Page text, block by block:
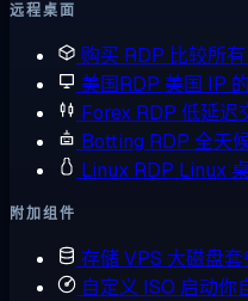
远程桌面
购买 RDP 比较所
美国RDP 美国 IP
Forex RDP 低延迟
Botting RDP 全天
Linux RDP Linux
附加组件
存储 VPS 大磁盘套
自定义 ISO 启动你